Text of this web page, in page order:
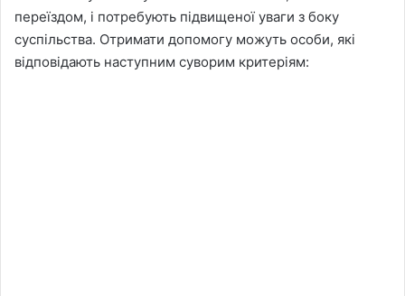
переїздом, і потребують підвищеної уваги з боку
суспільства. Отримати допомогу можуть особи, які
відповідають наступним суворим критеріям: